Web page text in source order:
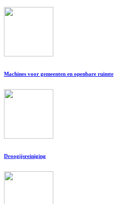
Machines voor gemeenten en openbare ruimte
Droogijsreiniging